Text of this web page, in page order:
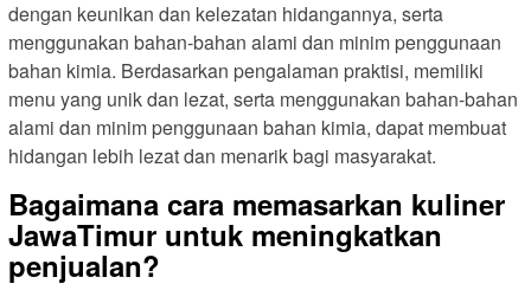
dengan keunikan dan kelezatan hidangannya, serta
menggunakan bahan-bahan alami dan minim penggunaan
bahan kimia. Berdasarkan pengalaman praktisi, memiliki
menu yang unik dan lezat, serta menggunakan bahan-bahan
alami dan minim penggunaan bahan kimia, dapat membuat
hidangan lebih lezat dan menarik bagi masyarakat.
Bagaimana cara memasarkan kuliner
JawaTimur untuk meningkatkan
penjualan?